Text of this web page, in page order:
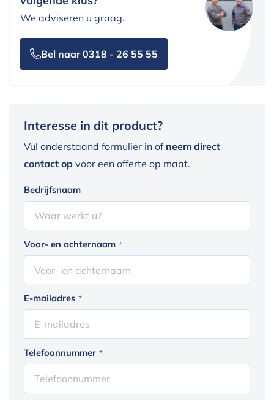
We adviseren u graag.
Bel naar 0318 - 26 55 55
Interesse in dit product?
Vul onderstaand formulier in of neem direct
contact op voor een offerte op maat.
Bedrijfsnaam
Voor- en achternaam *
E-mailadres *
Telefoonnummer *